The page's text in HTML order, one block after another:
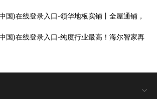
国)在线登录入口-领华地板实铺丨全屋通铺，
国)在线登录入口-纯度行业最高！海尔智家再